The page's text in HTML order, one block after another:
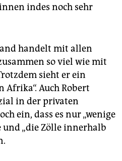
indes noch sehr
handelt mit allen
so viel wie mit
sieht er ein
Afrika“. Auch Robert
in der privaten
ein, dass es nur „wenige
und „die Zölle innerhalb